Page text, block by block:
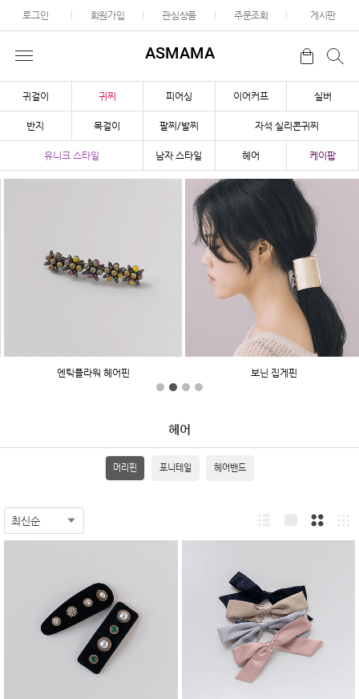
로그인 회원가입 관심상품 주문조회 게시판
ASMAMA
귀걸이 귀찌 피어싱 이어커프 실버
반지 목걸이 팔찌/발찌 자석 실리콘귀찌
유니크 스타일 남자 스타일 헤어 케이팝
엔틱플라워 헤어핀 보닌 집게핀
헤어
머리핀 포니테일 헤어밴드